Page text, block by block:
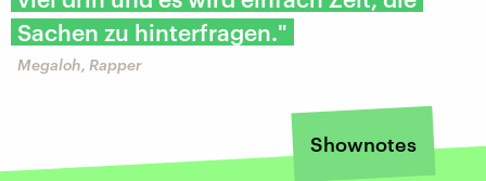
Sachen zu hinterfragen."
Megaloh, Rapper
Shownotes